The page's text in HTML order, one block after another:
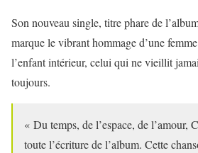
Son nouveau single, titre phare de
marque le vibrant hommage d’une
l’enfant intérieur, celui qui ne vieillit
toujours.
« Du temps, de l’espace, de l’amour,
toute l’écriture de l’album. Cette